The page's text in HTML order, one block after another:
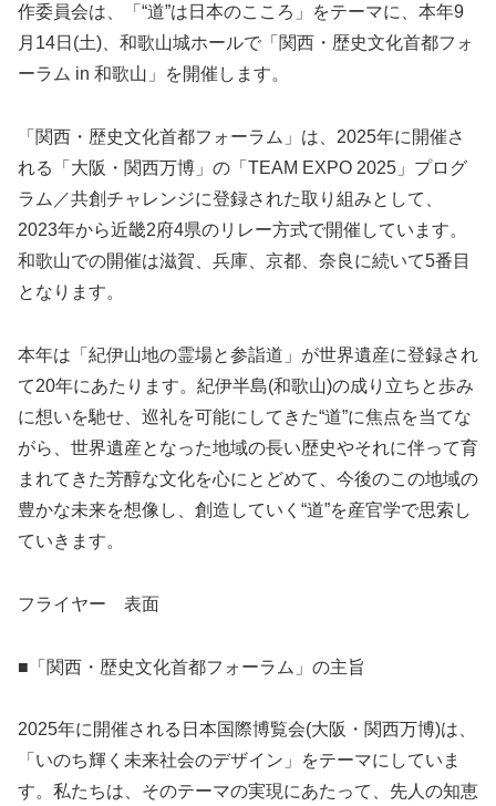
作委員会は、「“道”は日本のこころ」をテーマに、本年9
月14日(土)、和歌山城ホールで「関西・歴史文化首都フォ
ーラム in 和歌山」を開催します。
「関西・歴史文化首都フォーラム」は、2025年に開催さ
れる「大阪・関西万博」の「TEAM EXPO 2025」プログ
ラム／共創チャレンジに登録された取り組みとして、
2023年から近畿2府4県のリレー方式で開催しています。
和歌山での開催は滋賀、兵庫、京都、奈良に続いて5番目
となります。
本年は「紀伊山地の霊場と参詣道」が世界遺産に登録され
て20年にあたります。紀伊半島(和歌山)の成り立ちと歩み
に想いを馳せ、巡礼を可能にしてきた“道”に焦点を当てな
がら、世界遺産となった地域の長い歴史やそれに伴って育
まれてきた芳醇な文化を心にとどめて、今後のこの地域の
豊かな未来を想像し、創造していく“道”を産官学で思索し
ていきます。
フライヤー 表面
■「関西・歴史文化首都フォーラム」の主旨
2025年に開催される日本国際博覧会(大阪・関西万博)は、
「いのち輝く未来社会のデザイン」をテーマにしていま
す。私たちは、そのテーマの実現にあたって、先人の知恵